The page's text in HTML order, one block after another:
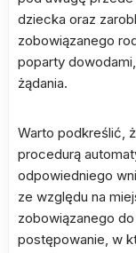
dziecka oraz
zobowiązanego
poparty
żądania.
Warto podkreślić,
procedurą
odpowiedniego
ze względu na
zobowiązanego
postępowanie, w